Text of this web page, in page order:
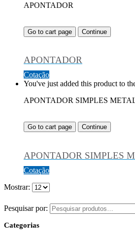
APONTADOR
Go to cart page Continue
APONTADOR
Cotação
You've just added this product to
APONTADOR SIMPLES
Go to cart page Continue
APONTADOR SIMPLES
Cotação
Mostrar:
Pesquisar por:
Categorias